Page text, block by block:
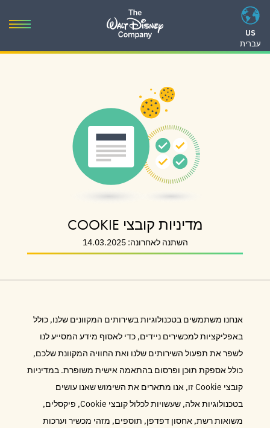
Skip
content
US
עברית
מדיניות קובצי COOKIE
השתנה לאחרונה: 14.03.2025
אנחנו משתמשים בטכנולוגיות בשירותים המקוונים שלנו, כולל
באפליקציות למכשירים ניידים, כדי לאסוף מידע המסייע לנו
לשפר את תפעול השירותים שלנו ואת החוויה המקוונת שלכם,
כולל אספקת תוכן ופרסום בהתאמה אישית משופרת. במדיניות
קובצי Cookie זו, אנו מתארים את השימוש שאנו עושים
בטכנולוגיות אלה, שעשויות לכלול קובצי Cookie, פיקסלים,
משואות רשת, אחסון דפדפן, תוספים, מזהי מכשיר וערכות